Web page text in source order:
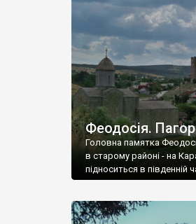
Феодосія.
Головна памятка
в старому районі - на
підноситься в південній